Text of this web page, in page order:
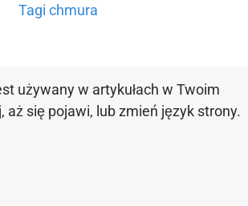
Tagi chmura